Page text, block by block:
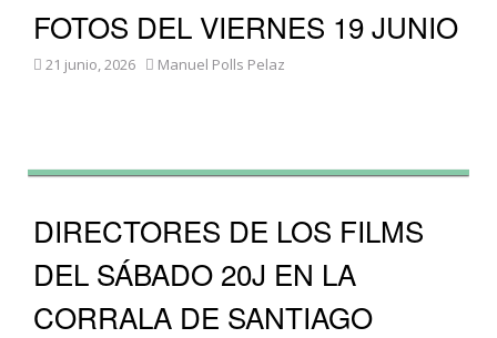
FOTOS DEL VIERNES 19 JUNIO
21 junio, 2026 Manuel Polls Pelaz
DIRECTORES DE LOS FILMS
DEL SÁBADO 20J EN LA
CORRALA DE SANTIAGO